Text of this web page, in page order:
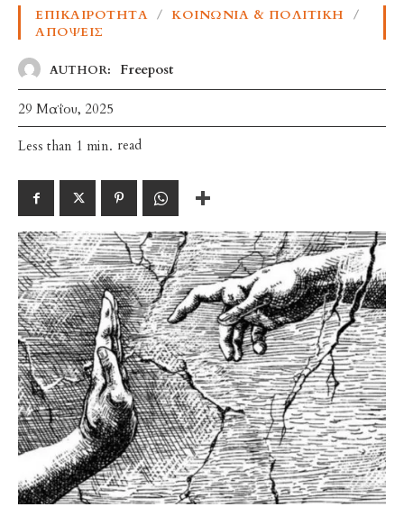
ΕΠΙΚΑΙΡΌΤΗΤΑ
ΚΟΙΝΩΝΊΑ & ΠΟΛΙΤΙΚΉ
ΑΠΌΨΕΙΣ
AUTHOR: Freepost
29 Μαΐου, 2025
Less than 1 min. read